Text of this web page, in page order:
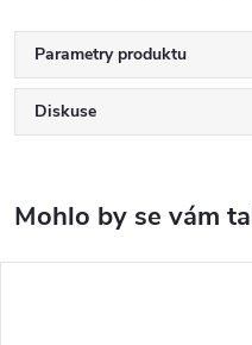
Parametry produktu
Diskuse